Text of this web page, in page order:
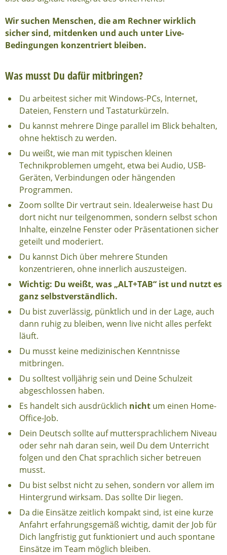
Wir suchen Menschen, die am Rechner wirklich
sicher sind, mitdenken und auch unter Live-
Bedingungen konzentriert bleiben.
Was musst Du dafür mitbringen?
Du arbeitest sicher mit Windows-PCs, Internet,
Dateien, Fenstern und Tastaturkürzeln.
Du kannst mehrere Dinge parallel im Blick behalten,
ohne hektisch zu werden.
Du weißt, wie man mit typischen kleinen
Technikproblemen umgeht, etwa bei Audio, USB-
Geräten, Verbindungen oder hängenden
Programmen.
Zoom sollte Dir vertraut sein. Idealerweise hast Du
dort nicht nur teilgenommen, sondern selbst schon
Inhalte, einzelne Fenster oder Präsentationen sicher
geteilt und moderiert.
Du kannst Dich über mehrere Stunden
konzentrieren, ohne innerlich auszusteigen.
Wichtig: Du weißt, was „ALT+TAB“ ist und nutzt es
ganz selbstverständlich.
Du bist zuverlässig, pünktlich und in der Lage, auch
dann ruhig zu bleiben, wenn live nicht alles perfekt
läuft.
Du musst keine medizinischen Kenntnisse
mitbringen.
Du solltest volljährig sein und Deine Schulzeit
abgeschlossen haben.
Es handelt sich ausdrücklich nicht um einen Home-
Office-Job.
Dein Deutsch sollte auf muttersprachlichem Niveau
oder sehr nah daran sein, weil Du dem Unterricht
folgen und den Chat sprachlich sicher betreuen
musst.
Du bist selbst nicht zu sehen, sondern vor allem im
Hintergrund wirksam. Das sollte Dir liegen.
Da die Einsätze zeitlich kompakt sind, ist eine kurze
Anfahrt erfahrungsgemäß wichtig, damit der Job für
Dich langfristig gut funktioniert und auch spontane
Einsätze im Team möglich bleiben.